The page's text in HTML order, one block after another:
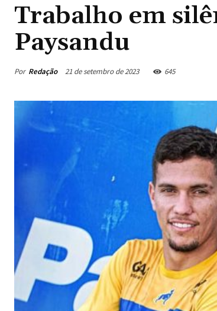
Trabalho em
Paysandu
Por Redação 21 de setembro de 2023 645